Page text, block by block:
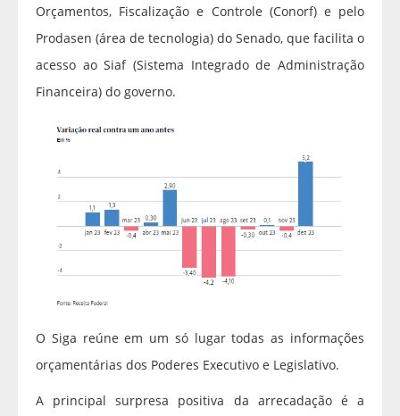
Orçamentos, Fiscalização e Controle (Conorf) e pelo
Prodasen (área de tecnologia) do Senado, que facilita o
acesso ao Siaf (Sistema Integrado de Administração
Financeira) do governo.
O Siga reúne em um só lugar todas as informações
orçamentárias dos Poderes Executivo e Legislativo.
A principal surpresa positiva da arrecadação é a